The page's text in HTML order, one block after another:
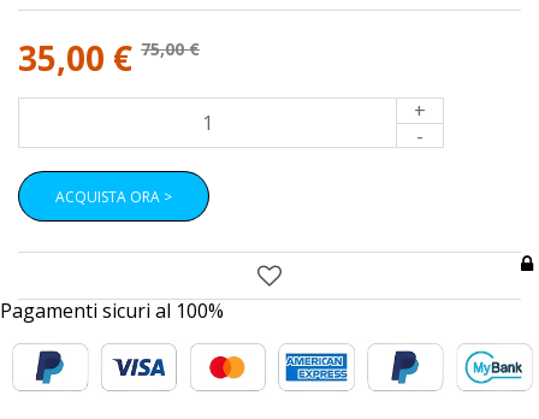
35,00 € 75,00 €
+
-
ACQUISTA ORA >
Pagamenti sicuri al 100%